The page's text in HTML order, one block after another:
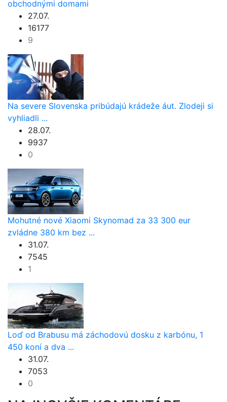
obchodnými domami
27.07.
16177
9
Na severe Slovenska pribúdajú krádeže áut. Zlodeji si
vyhliadli ...
28.07.
9937
0
Mohutné nové Xiaomi Skynomad za 33 300 eur
zvládne 380 km bez ...
31.07.
7545
1
Loď od Brabusu má záchodovú dosku z karbónu, 1
450 koní a dva ...
31.07.
7053
0